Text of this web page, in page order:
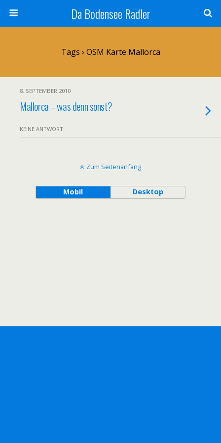
Da Bodensee Radler
Tags › OSM Karte Mallorca
8. SEPTEMBER 2010
Mallorca – was denn sonst?
KEINE ANTWORT
Zum Seitenanfang
Mobil Desktop